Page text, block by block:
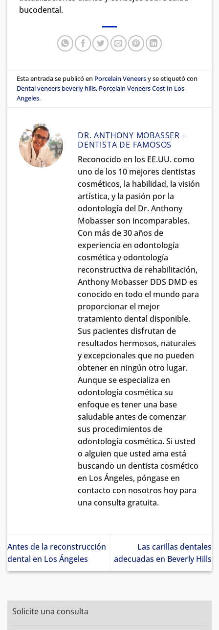
bucodental.
Esta entrada se publicó en Porcelain Veneersy se etiquetó con
Dental veneers beverly hills, Porcelain Veneers Cost In Los
Angeles.
DR. ANTHONY MOBASSER -
DENTISTA DE FAMOSOS
Reconocido en los EE.UU. como
uno de los 10 mejores dentistas
cosméticos, la habilidad, la visión
artística, y la pasión por la
odontología del Dr. Anthony
Mobasser son incomparables.
Con más de 30 años de
experiencia en odontología
cosmética y odontología
reconstructiva de rehabilitación,
Anthony Mobasser DDS DMD es
conocido en todo el mundo para
proporcionar el mejor
tratamiento dental disponible.
Sus pacientes disfrutan de
resultados hermosos, naturales
y excepcionales que no pueden
obtener en ningún otro lugar.
Aunque se especializa en
odontología cosmética su
enfoque es tener una base
saludable antes de comenzar
sus procedimientos de
odontología cosmética. Si usted
o alguien que usted ama está
buscando un dentista cosmético
en Los Ángeles, póngase en
contacto con nosotros hoy para
una consulta gratuita.
Antes de la reconstrucción
dental en Los Ángeles
Las carillas dentales
adecuadas en Beverly Hills
Solicite una consulta